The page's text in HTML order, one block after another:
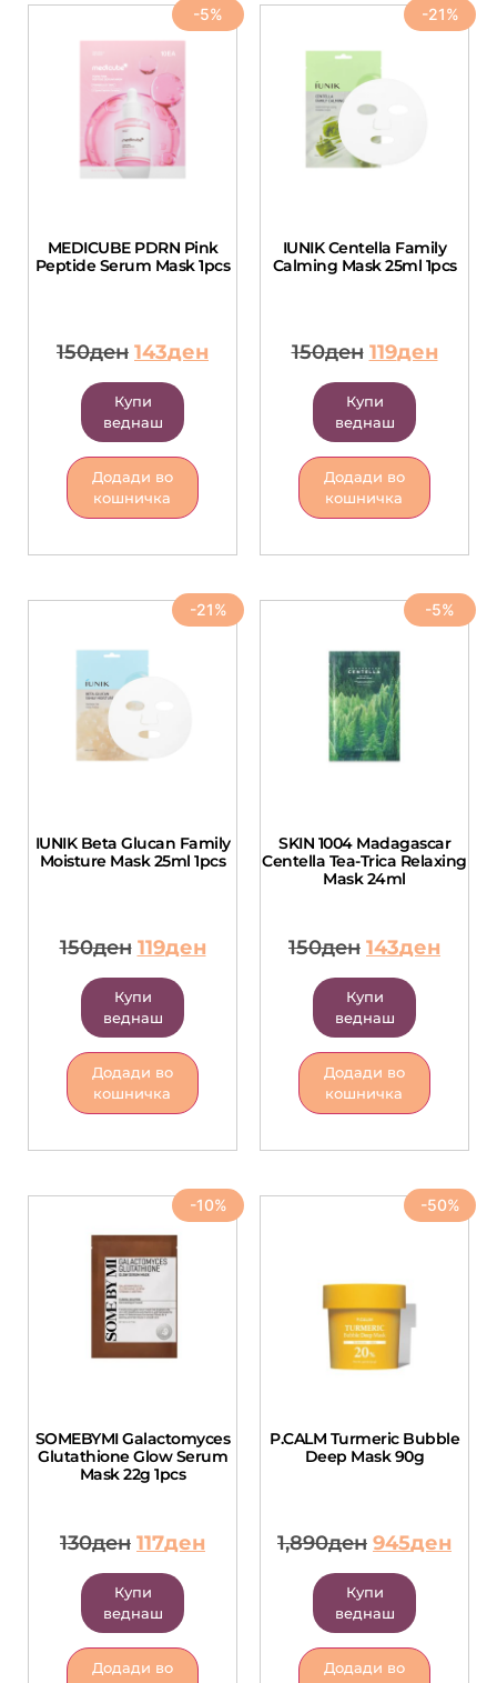
-5%
MEDICUBE PDRN Pink
Peptide Serum Mask 1pcs
150ден 143ден
Купи
веднаш
Додади во
кошничка
-21%
IUNIK Centella Family
Calming Mask 25ml 1pcs
150ден 119ден
Купи
веднаш
Додади во
кошничка
-21%
IUNIK Beta Glucan Family
Moisture Mask 25ml 1pcs
150ден 119ден
Купи
веднаш
Додади во
кошничка
-5%
SKIN 1004 Madagascar
Centella Tea-Trica Relaxing
Mask 24ml
150ден 143ден
Купи
веднаш
Додади во
кошничка
-10%
SOMEBYMI Galactomyces
Glutathione Glow Serum
Mask 22g 1pcs
130ден 117ден
Купи
веднаш
Додади во
-50%
P.CALM Turmeric Bubble
Deep Mask 90g
1,890ден 945ден
Купи
веднаш
Додади во